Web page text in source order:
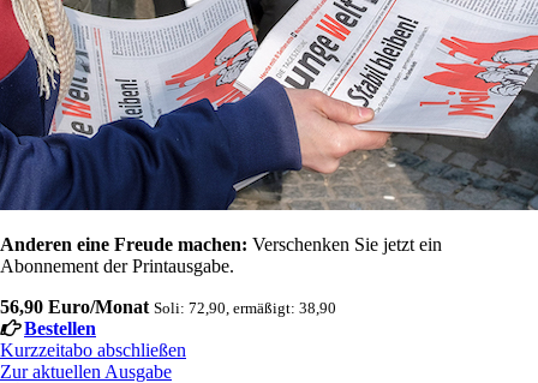
Anderen eine Freude machen: Verschenken Sie jetzt ein
Abonnement der Printausgabe.
56,90 Euro/Monat Soli: 72,90, ermäßigt: 38,90
Bestellen
Kurzzeitabo abschließen
Zur aktuellen Ausgabe